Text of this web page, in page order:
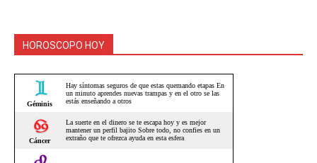
HOROSCOPO HOY